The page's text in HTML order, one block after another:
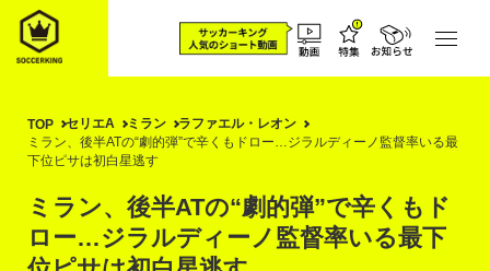
TOP セリエA ミラン
ラファエル・レオン
ミラン、後半ATの“劇的弾”で辛くもドロー…ジラルディーノ監督率いる最
下位ピサは初白星逃す
ミラン、後半ATの“劇的弾”で辛くもド
ロー…ジラルディーノ監督率いる最下